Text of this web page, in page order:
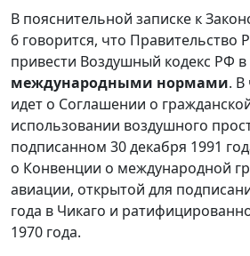
В пояснительной записке к
6 говорится, что Правительство
привести Воздушный кодекс РФ в
международными нормами. В
идет о Соглашении о
использовании воздушного
подписанном 30 декабря 1991
о Конвенции о международной
авиации, открытой для
года в Чикаго и
1970 года.